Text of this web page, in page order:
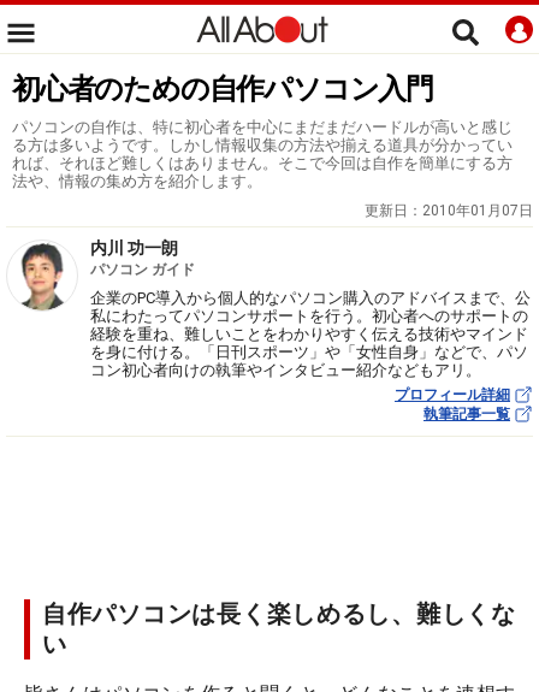
初心者のための自作パソコン入門
パソコンの自作は、特に初心者を中心にまだまだハードルが高いと感じ
る方は多いようです。しかし情報収集の方法や揃える道具が分かってい
れば、それほど難しくはありません。そこで今回は自作を簡単にする方
法や、情報の集め方を紹介します。
更新日： 2010年01月07日
内川 功一朗
パソコン ガイド
企業のPC導入から個人的なパソコン購入のアドバイスまで、公
私にわたってパソコンサポートを行う。初心者へのサポートの
経験を重ね、難しいことをわかりやすく伝える技術やマインド
を身に付ける。「日刊スポーツ」や「女性自身」などで、パソ
コン初心者向けの執筆やインタビュー紹介などもアリ。
プロフィール詳細
執筆記事一覧
自作パソコンは長く楽しめるし、難しくな
い